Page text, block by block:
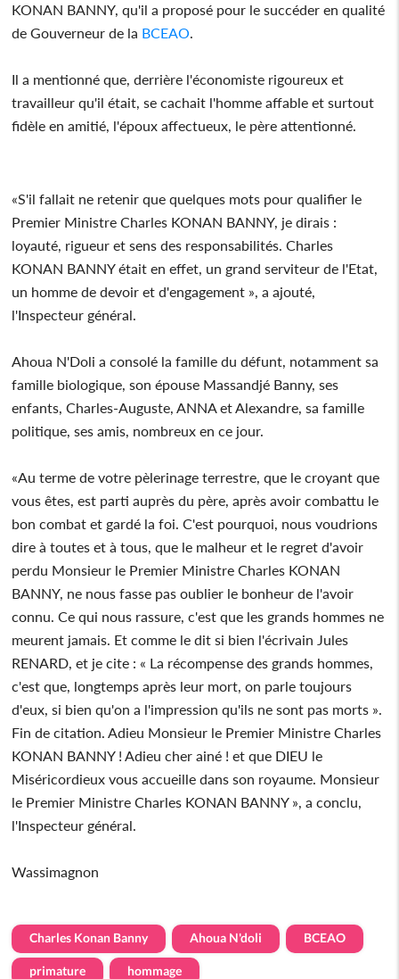
KONAN BANNY, qu'il a proposé pour le succéder en qualité
de Gouverneur de la BCEAO.
Il a mentionné que, derrière l'économiste rigoureux et
travailleur qu'il était, se cachait l'homme affable et surtout
fidèle en amitié, l'époux affectueux, le père attentionné.
«S'il fallait ne retenir que quelques mots pour qualifier le
Premier Ministre Charles KONAN BANNY, je dirais :
loyauté, rigueur et sens des responsabilités. Charles
KONAN BANNY était en effet, un grand serviteur de l'Etat,
un homme de devoir et d'engagement », a ajouté,
l'Inspecteur général.
Ahoua N'Doli a consolé la famille du défunt, notamment sa
famille biologique, son épouse Massandjé Banny, ses
enfants, Charles-Auguste, ANNA et Alexandre, sa famille
politique, ses amis, nombreux en ce jour.
«Au terme de votre pèlerinage terrestre, que le croyant que
vous êtes, est parti auprès du père, après avoir combattu le
bon combat et gardé la foi. C'est pourquoi, nous voudrions
dire à toutes et à tous, que le malheur et le regret d'avoir
perdu Monsieur le Premier Ministre Charles KONAN
BANNY, ne nous fasse pas oublier le bonheur de l'avoir
connu. Ce qui nous rassure, c'est que les grands hommes ne
meurent jamais. Et comme le dit si bien l'écrivain Jules
RENARD, et je cite : « La récompense des grands hommes,
c'est que, longtemps après leur mort, on parle toujours
d'eux, si bien qu'on a l'impression qu'ils ne sont pas morts ».
Fin de citation. Adieu Monsieur le Premier Ministre Charles
KONAN BANNY ! Adieu cher ainé ! et que DIEU le
Miséricordieux vous accueille dans son royaume. Monsieur
le Premier Ministre Charles KONAN BANNY », a conclu,
l'Inspecteur général.
Wassimagnon
Charles Konan Banny Ahoua N'doli BCEAO
primature hommage